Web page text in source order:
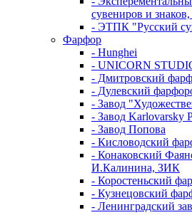
сувениров и
- ЭТПК "Русский
Фарфор
- Hunghei
- UNICORN
- Дмитровский
- Дулевский
- Завод
- Завод Karlovarsky
- Завод Попова
- Кисловодский
- Конаковский
И.Калинина, ЗИК
- Коростеньский
- Кузнецовский
- Ленинградский